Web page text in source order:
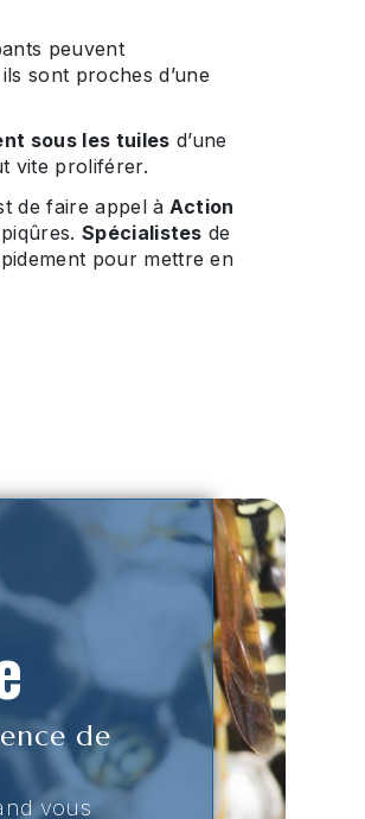
peuvent
sont proches d’une
sous les tuiles d’une
vite proliférer.
de faire appel à Action
Spécialistes de
pour mettre en
de
vous